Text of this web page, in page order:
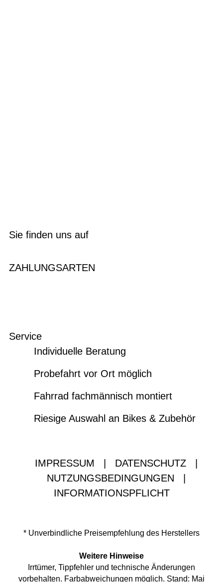
Sie finden uns auf
ZAHLUNGSARTEN
Service
Individuelle Beratung
Probefahrt vor Ort möglich
Fahrrad fachmännisch montiert
Riesige Auswahl an Bikes & Zubehör
IMPRESSUM DATENSCHUTZ
NUTZUNGSBEDINGUNGEN
INFORMATIONSPFLICHT
* Unverbindliche Preisempfehlung des Herstellers
Weitere Hinweise
Irrtümer, Tippfehler und technische Änderungen
vorbehalten. Farbabweichungen möglich. Stand: Mai